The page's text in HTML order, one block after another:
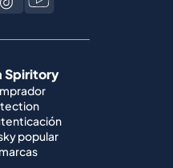
Spiritory
popular